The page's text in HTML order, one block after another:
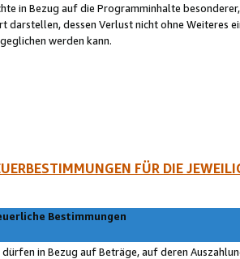
in Bezug auf die Programminhalte
darstellen, dessen Verlust nicht ohne Weiteres
werden kann.
FÜR DIE
Bestimmungen
dürfen in Bezug auf Beträge, auf deren